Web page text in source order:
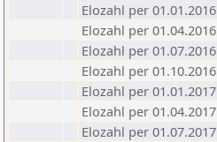
Elozahl per 01.01.2016
Elozahl per 01.04.2016
Elozahl per 01.07.2016
Elozahl per 01.10.2016
Elozahl per 01.01.2017
Elozahl per 01.04.2017
Elozahl per 01.07.2017